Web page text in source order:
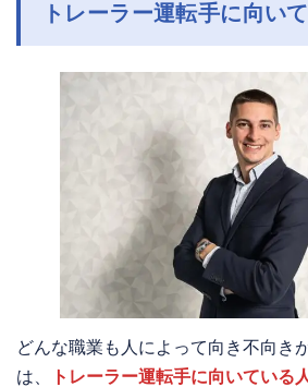
トレーラー運転手に向い
どんな職業も人によって向き不向き
は、
トレーラー運転手に向いている